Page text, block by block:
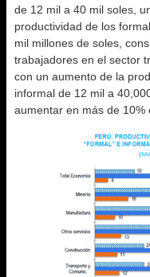
de 12 mil a 40 mil soles,
productividad de los
mil millones de soles,
trabajadores en el sector
con un aumento de la
informal de 12 mil a
aumentar en más de 10%